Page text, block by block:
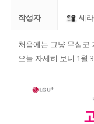
작성자 쎄
처음에는 그냥 무심코
오늘 자세히 보니 1월